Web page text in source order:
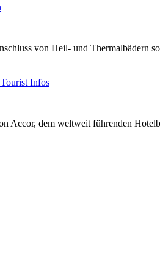
von Heil- und Thermalbädern
Infos
Accor, dem weltweit führenden